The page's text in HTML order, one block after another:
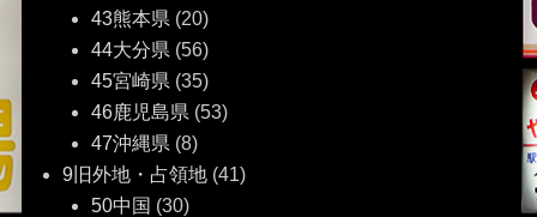
43熊本県 (20)
44大分県 (56)
45宮崎県 (35)
46鹿児島県 (53)
47沖縄県 (8)
9旧外地・占領地(41)
50中国 (30)